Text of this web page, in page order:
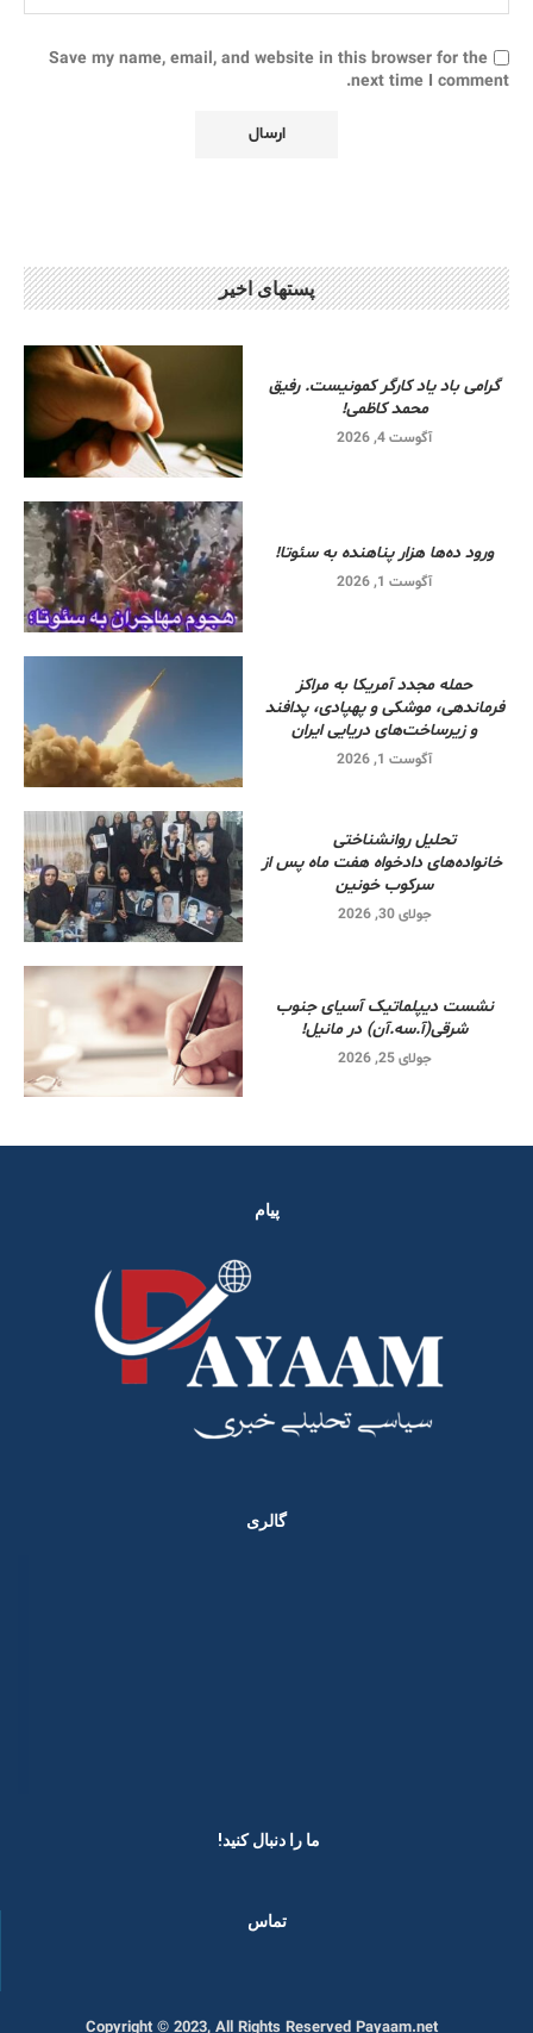
Save my name, email, and website in this browser for the
next time I comment.
پستهای اخیر
گرامی باد یاد کارگر کمونیست. رفیق
محمد کاظمی!
آگوست 4, 2026
ورود ده‌ها هزار پناهنده به سئوتا!
آگوست 1, 2026
حمله مجدد آمریکا به مراکز
فرماندهی، موشکی و پهپادی، پدافند
و زیرساخت‌های دریایی ایران
آگوست 1, 2026
تحلیل روانشناختی
خانواده‌های دادخواه هفت ماه پس از
سرکوب خونین
جولای 30, 2026
نشست دیپلماتیک آسیای جنوب
شرقی‌(آ.سه.آن) در مانیل!
جولای 25, 2026
پیام
گالری
ما را دنبال کنید! ​
تماس
Copyright © 2023, All Rights Reserved Payaam.net